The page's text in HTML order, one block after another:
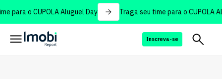
para o CUPOLA Aluguel Day Traga seu time para o CUPOLA
Inscreva-se